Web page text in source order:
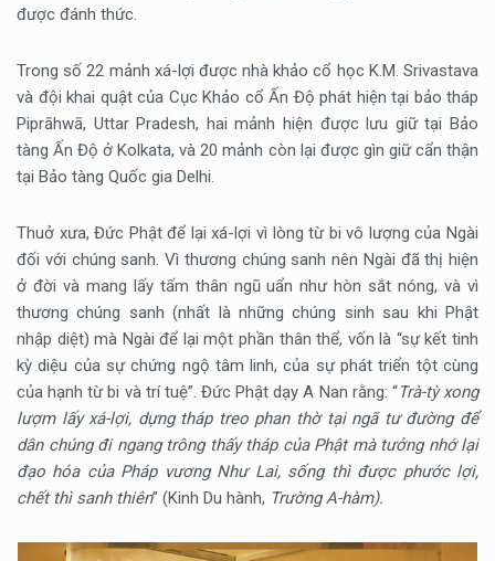
được đánh thức.
Trong số 22 mảnh xá-lợi được nhà khảo cổ học K.M. Srivastava
và đội khai quật của Cục Khảo cổ Ấn Độ phát hiện tại bảo tháp
Piprāhwā, Uttar Pradesh, hai mảnh hiện được lưu giữ tại Bảo
tàng Ấn Độ ở Kolkata, và 20 mảnh còn lại được gìn giữ cẩn thận
tại Bảo tàng Quốc gia Delhi.
Thuở xưa, Đức Phật để lại xá-lợi vì lòng từ bi vô lượng của Ngài
đối với chúng sanh. Vì thương chúng sanh nên Ngài đã thị hiện
ở đời và mang lấy tấm thân ngũ uẩn như hòn sắt nóng, và vì
thương chúng sanh (nhất là những chúng sinh sau khi Phật
nhập diệt) mà Ngài để lại một phần thân thể, vốn là “sự kết tinh
kỳ diệu của sự chứng ngộ tâm linh, của sự phát triển tột cùng
của hạnh từ bi và trí tuệ”. Đức Phật dạy A Nan rằng: “Trà-tỳ xong
lượm lấy xá-lợi, dựng tháp treo phan thờ tại ngã tư đường để
dân chúng đi ngang trông thấy tháp của Phật mà tưởng nhớ lại
đạo hóa của Pháp vương Như Lai, sống thì được phước lợi,
chết thì sanh thiên” (Kinh Du hành, Trường A-hàm).